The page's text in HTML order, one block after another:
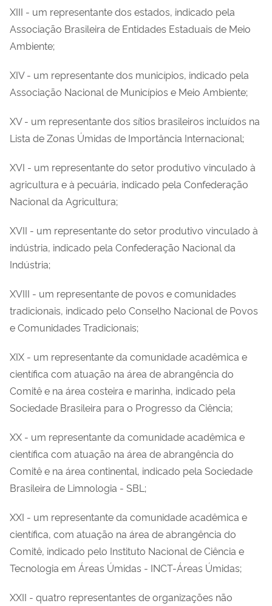
XIII - um representante dos estados, indicado pela
Associação Brasileira de Entidades Estaduais de Meio
Ambiente;
XIV - um representante dos municípios, indicado pela
Associação Nacional de Municípios e Meio Ambiente;
XV - um representante dos sítios brasileiros incluídos na
Lista de Zonas Úmidas de Importância Internacional;
XVI - um representante do setor produtivo vinculado à
agricultura e à pecuária, indicado pela Confederação
Nacional da Agricultura;
XVII - um representante do setor produtivo vinculado à
indústria, indicado pela Confederação Nacional da
Indústria;
XVIII - um representante de povos e comunidades
tradicionais, indicado pelo Conselho Nacional de Povos
e Comunidades Tradicionais;
XIX - um representante da comunidade acadêmica e
científica com atuação na área de abrangência do
Comitê e na área costeira e marinha, indicado pela
Sociedade Brasileira para o Progresso da Ciência;
XX - um representante da comunidade acadêmica e
científica com atuação na área de abrangência do
Comitê e na área continental, indicado pela Sociedade
Brasileira de Limnologia - SBL;
XXI - um representante da comunidade acadêmica e
científica, com atuação na área de abrangência do
Comitê, indicado pelo Instituto Nacional de Ciência e
Tecnologia em Áreas Úmidas - INCT-Áreas Úmidas;
XXII - quatro representantes de organizações não